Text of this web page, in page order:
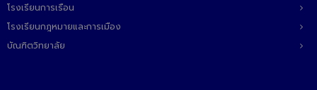
โรงเรียนการเรือน
โรงเรียนกฎหมายและการเมือง
บัณฑิตวิทยาลัย